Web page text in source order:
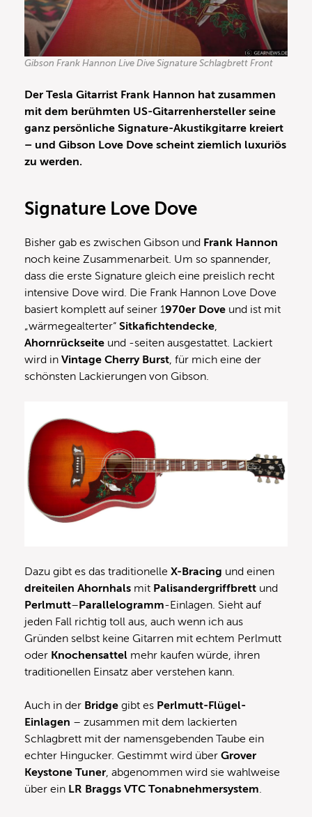
Gibson Frank Hannon Live Dive Signature Schlagbrett Front
Der Tesla Gitarrist Frank Hannon hat zusammen
mit dem berühmten US-Gitarrenhersteller seine
ganz persönliche Signature-Akustikgitarre kreiert
– und Gibson Love Dove scheint ziemlich luxuriös
zu werden.
Signature Love Dove
Bisher gab es zwischen Gibson und Frank Hannon
noch keine Zusammenarbeit. Um so spannender,
dass die erste Signature gleich eine preislich recht
intensive Dove wird. Die Frank Hannon Love Dove
basiert komplett auf seiner 1970er Dove und ist mit
„wärmegealterter“ Sitkafichtendecke,
Ahornrückseite und -seiten ausgestattet. Lackiert
wird in Vintage Cherry Burst, für mich eine der
schönsten Lackierungen von Gibson.
Dazu gibt es das traditionelle X-Bracing und einen
dreiteilen Ahornhals mit Palisandergriffbrett und
Perlmutt– Parallelogramm-Einlagen. Sieht auf
jeden Fall richtig toll aus, auch wenn ich aus
Gründen selbst keine Gitarren mit echtem Perlmutt
oder Knochensattel mehr kaufen würde, ihren
traditionellen Einsatz aber verstehen kann.
Auch in der Bridge gibt es Perlmutt-Flügel-
Einlagen – zusammen mit dem lackierten
Schlagbrett mit der namensgebenden Taube ein
echter Hingucker. Gestimmt wird über Grover
Keystone Tuner, abgenommen wird sie wahlweise
über ein LR Braggs VTC Tonabnehmersystem.